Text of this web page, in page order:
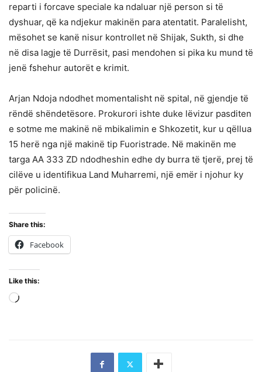
reparti i forcave speciale ka ndaluar një person si të
dyshuar, që ka ndjekur makinën para atentatit. Paralelisht,
mësohet se kanë nisur kontrollet në Shijak, Sukth, si dhe
në disa lagje të Durrësit, pasi mendohen si pika ku mund të
jenë fshehur autorët e krimit.
Arjan Ndoja ndodhet momentalisht në spital, në gjendje të
rëndë shëndetësore. Prokurori ishte duke lëvizur pasditen
e sotme me makinë në mbikalimin e Shkozetit, kur u qëllua
15 herë nga një makinë tip Fuoristrade. Në makinën me
targa AA 333 ZD ndodheshin edhe dy burra të tjerë, prej të
cilëve u identifikua Land Muharremi, një emër i njohur ky
për policinë.
Share this:
Facebook
Like this: